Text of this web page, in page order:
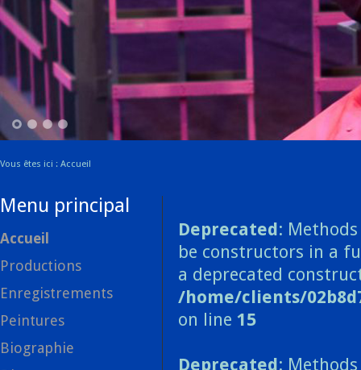
Vous êtes ici : Accueil
Menu principal
Accueil
Productions
Enregistrements
Peintures
Biographie
Deprecated:
be constructors in a
a deprecated
/home/clients/
on line 15
Deprecated: